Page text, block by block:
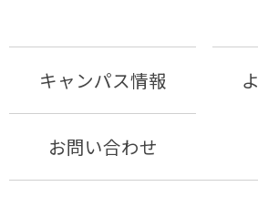
キャンパス情報
お問い合わせ